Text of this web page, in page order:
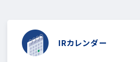
IRカレンダー